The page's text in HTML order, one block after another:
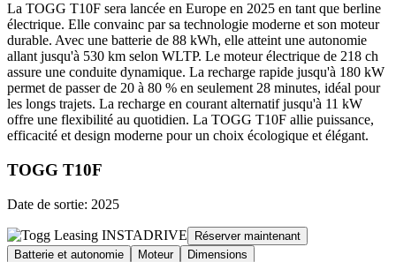
La TOGG T10F sera lancée en Europe en 2025 en tant que berline
électrique. Elle convainc par sa technologie moderne et son moteur
durable. Avec une batterie de 88 kWh, elle atteint une autonomie
allant jusqu'à 530 km selon WLTP. Le moteur électrique de 218 ch
assure une conduite dynamique. La recharge rapide jusqu'à 180 kW
permet de passer de 20 à 80 % en seulement 28 minutes, idéal pour
les longs trajets. La recharge en courant alternatif jusqu'à 11 kW
offre une flexibilité au quotidien. La TOGG T10F allie puissance,
efficacité et design moderne pour un choix écologique et élégant.
TOGG T10F
Date de sortie: 2025
Réserver maintenant
Batterie et autonomie
Moteur Dimensions